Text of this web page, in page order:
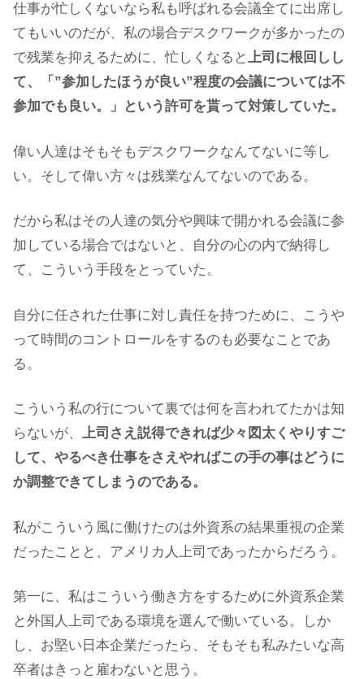
仕事が忙しくないなら私も呼ばれる会議全てに出席し
てもいいのだが、私の場合デスクワークが多かったの
で残業を抑えるために、忙しくなると 上司に根回しし
て、「”参加したほうが良い”程度の会議については不
参加でも良い。」という許可を貰って対策していた。
偉い人達はそもそもデスクワークなんてないに等し
い。そして偉い方々は残業なんてないのである。
だから私はその人達の気分や興味で開かれる会議に参
加している場合ではないと、自分の心の内で納得し
て、こういう手段をとっていた。
自分に任された仕事に対し責任を持つために、こうや
って時間のコントロールをするのも必要なことであ
る。
こういう私の行について裏では何を言われてたかは知
らないが、 上司さえ説得できれば少々図太くやりすご
して、やるべき仕事をさえやればこの手の事はどうに
か調整できてしまうのである。
私がこういう風に働けたのは外資系の結果重視の企業
だったことと、アメリカ人上司であったからだろう。
第一に、私はこういう働き方をするために外資系企業
と外国人上司である環境を選んで働いている。しか
し、お堅い日本企業だったら、そもそも私みたいな高
卒者はきっと雇わないと思う。